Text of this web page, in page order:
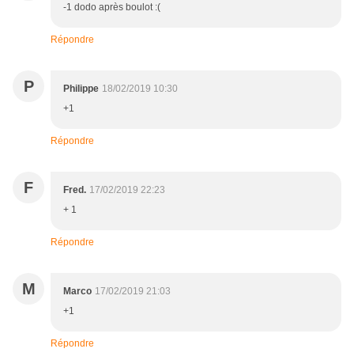
-1 dodo après boulot :(
Répondre
P Philippe 18/02/2019 10:30
+1
Répondre
F Fred. 17/02/2019 22:23
+ 1
Répondre
M Marco 17/02/2019 21:03
+1
Répondre